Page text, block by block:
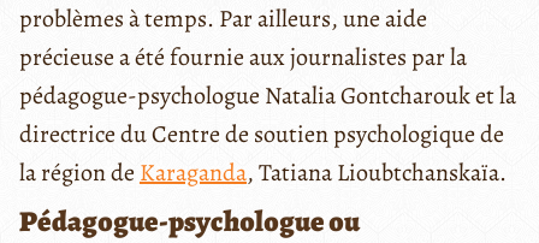
problèmes à temps. Par ailleurs, une aide
précieuse a été fournie aux journalistes par la
pédagogue-psychologue Natalia Gontcharouk et la
directrice du Centre de soutien psychologique de
la région deKaraganda, Tatiana Lioubtchanskaïa.
Pédagogue-psychologue ou